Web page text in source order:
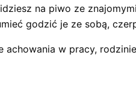
na piwo ze
godzić je ze sobą,
achowania w pracy,